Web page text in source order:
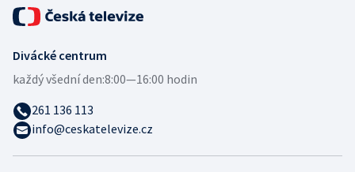
Divácké centrum
každý všední den:8:00—16:00 hodin
261 136 113
info@ceskatelevize.cz